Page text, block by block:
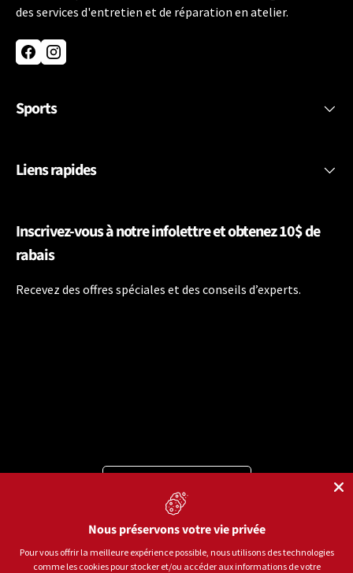
des services d'entretien et de réparation en atelier.
FacebookInstagram
Sports
Liens rapides
Inscrivez-vous à notre infolettre et obtenez 10$ de
rabais
Recevez des offres spéciales et des conseils d’experts.
Moyens de paiement acceptés
Langue
Nous préservons votre vie privée
Pour vous offrir la meilleure expérience possible, nous utilisons des technologies
comme les cookies pour stocker et/ou accéder aux informations de votre